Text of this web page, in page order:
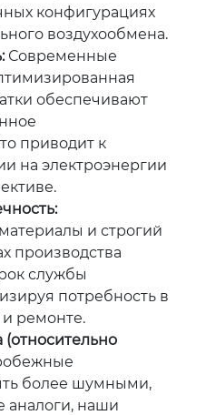
конфигурациях
воздухообмена.
Современные
обеспечивают
приводит к
на электроэнергии
и строгий
производства
службы
потребность в
ремонте.
более шумными,
аналоги, наши